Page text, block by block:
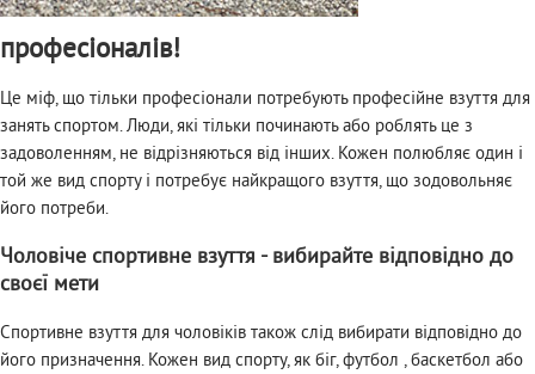
професіоналів!
Це міф, що тільки професіонали потребують професійне взуття для
занять спортом. Люди, які тільки починають або роблять це з
задоволенням, не відрізняються від інших. Кожен полюбляє один і
той же вид спорту і потребує найкращого взуття, що зодовольняє
його потреби.
Чоловіче спортивне взуття - вибирайте відповідно до
своєї мети
Спортивне взуття для чоловіків також слід вибирати відповідно до
його призначення. Кожен вид спорту, як біг, футбол , баскетбол або